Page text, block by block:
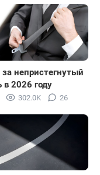
непристегнутый
в 2026 году
302.0K 26